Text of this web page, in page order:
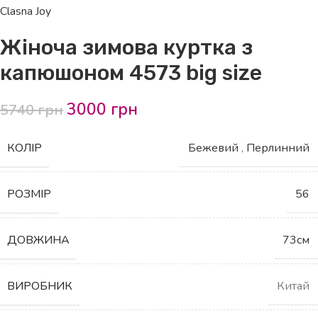
Clasna Joy
Жіноча зимова куртка з
капюшоном 4573 big size
5740грн 3000 грн
КОЛІР Бежевий , Перлинний
РОЗМІР 56
ДОВЖИНА 73см
ВИРОБНИК Китай